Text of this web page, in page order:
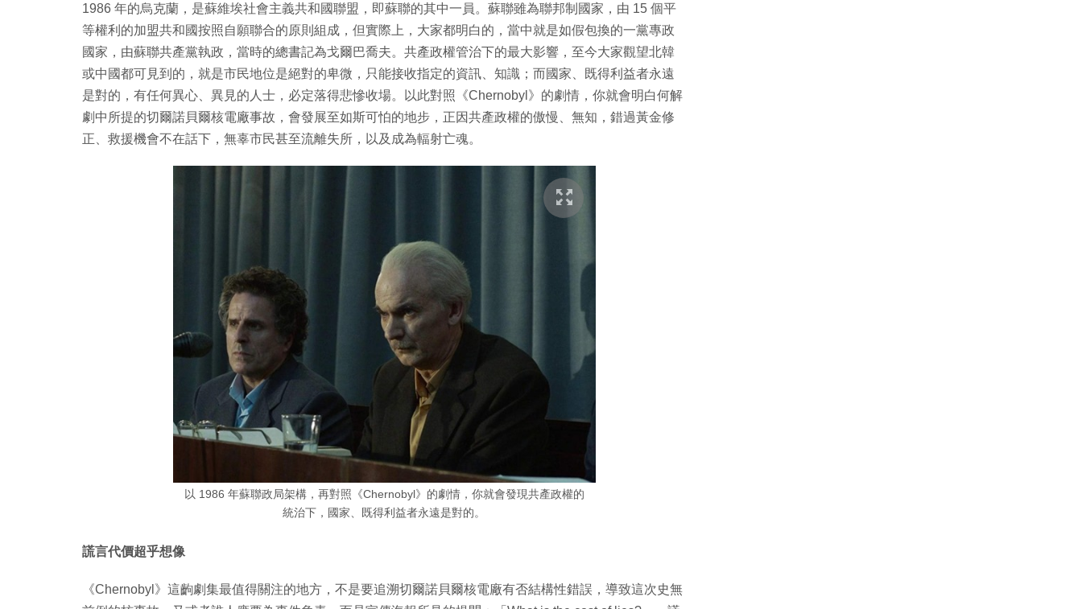
1986 年的烏克蘭，是蘇維埃社會主義共和國聯盟，即蘇聯的其中一員。蘇聯雖為聯邦制國家，由 15 個平
等權利的加盟共和國按照自願聯合的原則組成，但實際上，大家都明白的，當中就是如假包換的一黨專政
國家，由蘇聯共產黨執政，當時的總書記為戈爾巴喬夫。共產政權管治下的最大影響，至今大家觀望北韓
或中國都可見到的，就是市民地位是絕對的卑微，只能接收指定的資訊、知識；而國家、既得利益者永遠
是對的，有任何異心、異見的人士，必定落得悲慘收場。以此對照《Chernobyl》的劇情，你就會明白何解
劇中所提的切爾諾貝爾核電廠事故，會發展至如斯可怕的地步，正因共產政權的傲慢、無知，錯過黃金修
正、救援機會不在話下，無辜市民甚至流離失所，以及成為輻射亡魂。
以 1986 年蘇聯政局架構，再對照《Chernobyl》的劇情，你就會發現共產政權的
統治下，國家、既得利益者永遠是對的。
謊言代價超乎想像
《Chernobyl》這齣劇集最值得關注的地方，不是要追溯切爾諾貝爾核電廠有否結構性錯誤，導致這次史無